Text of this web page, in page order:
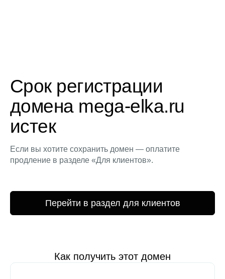
Срок регистрации
домена mega-elka.ru
истек
Если вы хотите сохранить домен — оплатите
продление в разделе «Для клиентов».
Перейти в раздел для клиентов
Как получить этот домен